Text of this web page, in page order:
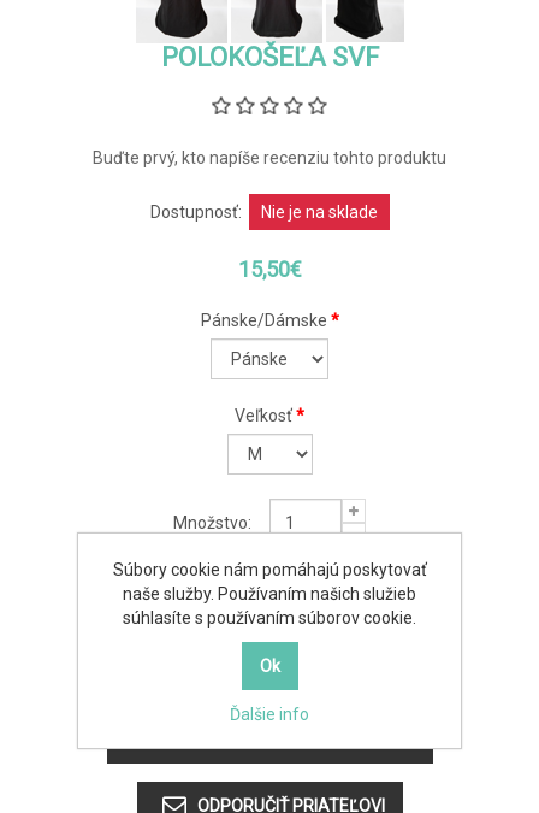
POLOKOŠEĽA SVF
Buďte prvý, kto napíše recenziu tohto produktu
Dostupnosť: Nie je na sklade
15,50€
Pánske/Dámske *
Veľkosť*
Množstvo:
Súbory cookie nám pomáhajú poskytovať
naše služby. Používaním našich služieb
súhlasíte s používaním súborov cookie.
Ďalšie info